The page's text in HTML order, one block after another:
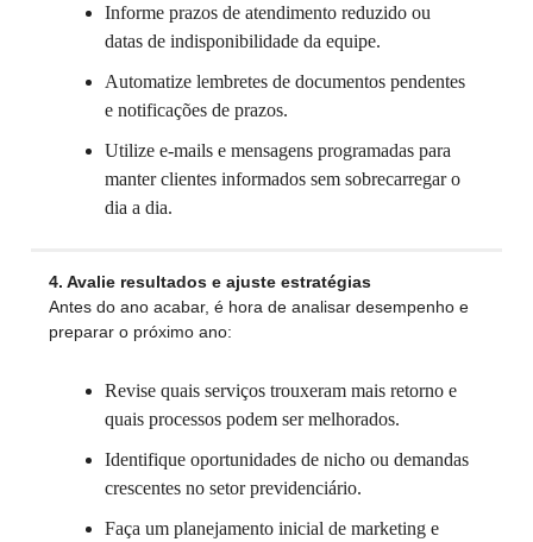
Informe prazos de atendimento reduzido ou
datas de indisponibilidade da equipe.
Automatize lembretes de documentos pendentes
e notificações de prazos.
Utilize e-mails e mensagens programadas para
manter clientes informados sem sobrecarregar o
dia a dia.
4. Avalie resultados e ajuste estratégias
Antes do ano acabar, é hora de analisar desempenho e
preparar o próximo ano:
Revise quais serviços trouxeram mais retorno e
quais processos podem ser melhorados.
Identifique oportunidades de nicho ou demandas
crescentes no setor previdenciário.
Faça um planejamento inicial de marketing e